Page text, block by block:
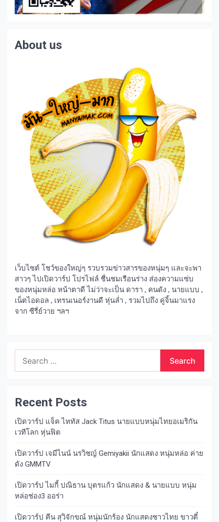
About us
เว็บไซต์ โชว์ของใหญ่ๆ รวบรวมข่าวสารของหนุ่มๆ และจะพา
สาวๆ ไปเปิดวาร์ป โปรไฟล์ ชื่นชมเรือนร่าง ส่องความแซ่บ
ของหนุ่มหล่อ หน้าตาดี ไม่ว่าจะเป็น ดารา , คนดัง , นายแบบ ,
เน็ตไอดอล , เทรนเนอร์งานดี หุ่นล่ำ , รวมไปถึง คู่จิ้นมาแรง
จาก ซีรี่ย์วาย ฯลฯ
for:
Recent Posts
เปิดวาร์ป แจ็ค ไททัส Jack Titus นายแบบหนุ่มไทยอเมริกัน
เวทีโลก หุ่นฟิต
เปิดวาร์ป เจมีไนน์ นรวิชญ์ Gemiyakii นักแสดง หนุ่มหล่อ ค่าย
ดัง GMMTV
เปิดวาร์ป ไมกี้ ปณิธาน บุตรแก้ว นักแสดง & นายแบบ หนุ่ม
หล่อช่อง3 ออร่า
เปิดวาร์ป คีน สุวิจักขณ์ หนุ่มนักร้อง นักแสดงชาวไทย ขาวตี๋